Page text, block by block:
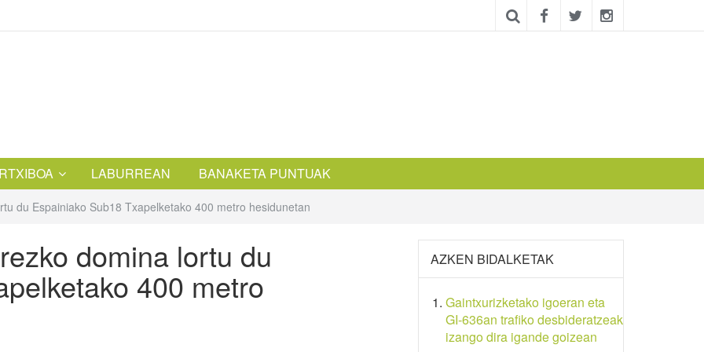
LABURREAN BANAKETA PUNTUAK
du Espainiako Sub18 Txapelketako 400 metro hesidunetan
domina lortu du
400 metro
AZKEN BIDALKETAK
Gaintxurizketako igoeran eta
GI-636an trafiko desbideratzeak
izango dira igande goizean